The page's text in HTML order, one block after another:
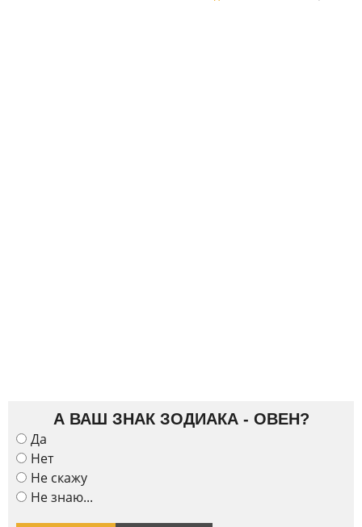
А ВАШ ЗНАК ЗОДИАКА - ОВЕН?
Да
Нет
Не скажу
Не знаю...